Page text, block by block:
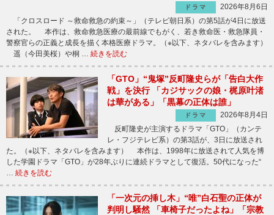
ドラマ
2026年8月6日
「クロスロード ～救命救急の約束～」（テレビ朝日系）の第5話が4日に放送
された。 本作は、救命救急医療の最前線でもがく、若き救命医・救急隊員・
警察官らの正義と成長を描く本格医療ドラマ。（※以下、ネタバレを含みます）
遥（今田美桜）や桐 … 続きを読む
「GTO」“鬼塚”反町隆史らが「告白大作
戦」を決行 「カジサックの娘・梶原叶渚
は華がある」「黒幕の正体は誰」
ドラマ
2026年8月4日
反町隆史が主演するドラマ「GTO」（カンテ
レ・フジテレビ系）の第3話が、3日に放送され
た。（※以下、ネタバレを含みます） 本作は、1998年に放送されて人気を博
した学園ドラマ「GTO」が28年ぶりに連続ドラマとして復活。50代になった“
続きを読む
「一次元の挿し木」“唯”白石聖の正体が
判明し騒然 「車椅子だったよね」「宗教